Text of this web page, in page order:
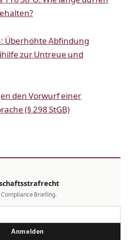
Überhöhte Abfindung
zur Untreue und
den Vorwurf einer
(§ 298 StGB)
Briefing.
Anmelden